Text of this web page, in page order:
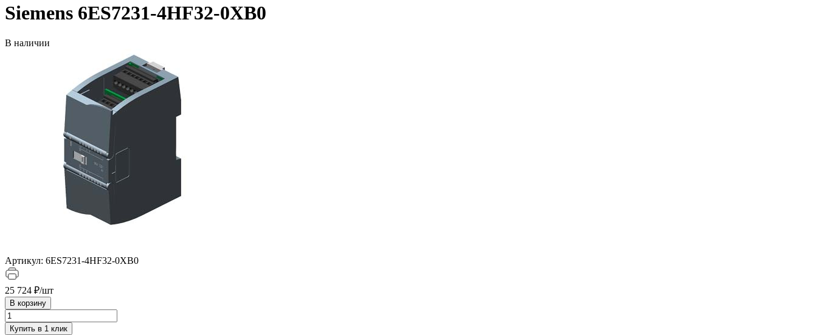
Siemens 6ES7231-4HF32-0XB0
В наличии
Артикул: 6ES7231-4HF32-0XB0
25 724 ₽/шт
В корзину
Купить в 1 клик